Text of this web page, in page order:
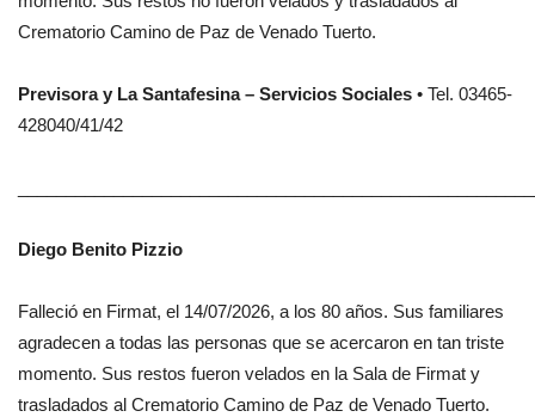
Crematorio Camino de Paz de Venado Tuerto.
Previsora y La Santafesina – Servicios Sociales • Tel. 03465-
428040/41/42
Diego Benito Pizzio
Falleció en Firmat, el 14/07/2026, a los 80 años. Sus familiares
agradecen a todas las personas que se acercaron en tan triste
momento. Sus restos fueron velados en la Sala de Firmat y
trasladados al Crematorio Camino de Paz de Venado Tuerto.